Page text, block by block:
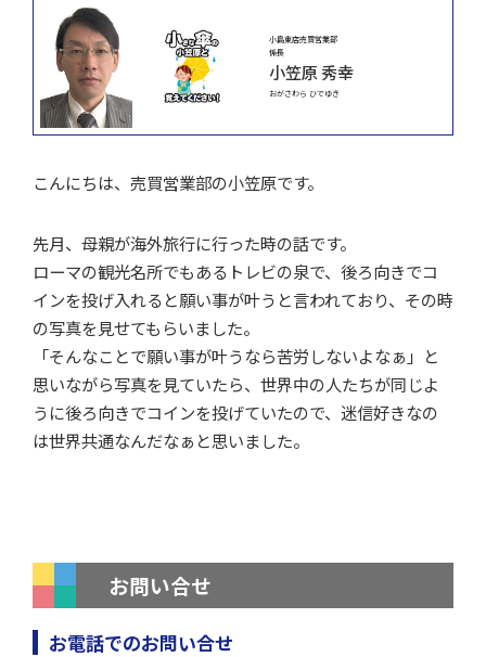
小島東店売買営業部
係長
小笠原 秀幸
おがさわら ひでゆき
こんにちは、売買営業部の小笠原です。
先月、母親が海外旅行に行った時の話です。
ローマの観光名所でもあるトレビの泉で、後ろ向きでコ
インを投げ入れると願い事が叶うと言われており、その時
の写真を見せてもらいました。
「そんなことで願い事が叶うなら苦労しないよなぁ」と
思いながら写真を見ていたら、世界中の人たちが同じよ
うに後ろ向きでコインを投げていたので、迷信好きなの
は世界共通なんだなぁと思いました。
お問い合せ
お電話でのお問い合せ